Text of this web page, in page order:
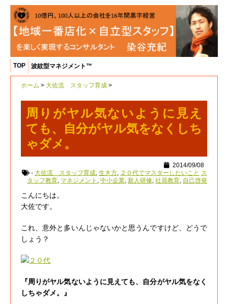
TOP 波紋型マネジメント™
ホーム > 大佐流 スタッフ育成 >
周りがヤル気ないように見え
ても、自分がヤル気をなくしち
ゃダメ。
2014/09/08
- 大佐流 スタッフ育成 生き方 ２０代でマスターしたいこと ス
タッフ教育 マネジメント 中小企業 新人研修 社員教育 自己啓発
こんにちは。
大佐です。
これ、意外と多いんじゃないかと思うんですけど、どうで
しょう？
『周りがヤル気ないように見えても、自分がヤル気をなく
しちゃダメ。』